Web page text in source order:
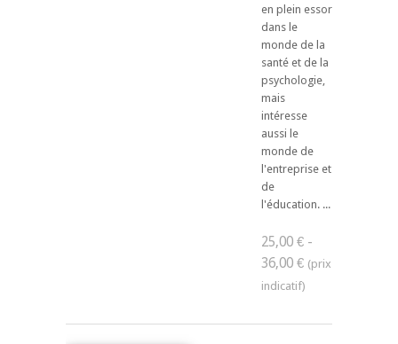
en plein essor
dans le
monde de la
santé et de la
psychologie,
mais
intéresse
aussi le
monde de
l'entreprise et
de
l'éducation. ...
25,00 € -
36,00 €